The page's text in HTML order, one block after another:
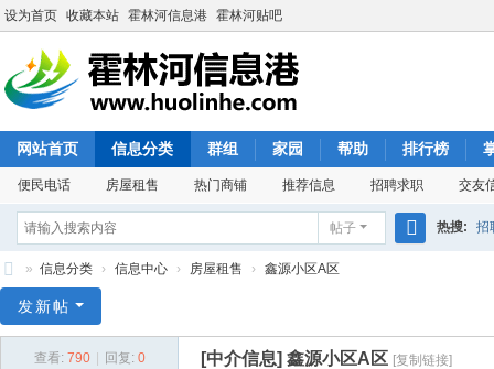
设为首页 收藏本站 霍林河信息港 霍林河贴吧
网站首页 信息分类 群组 家园 帮助 排行榜
便民电话 房屋租售 热门商铺 推荐信息 招聘求职 交友
帖子 热搜: 招
林
» 信息分类 › 信息中心 › 房屋租售 › 鑫源小区A区
发新帖
查看: 790 回复: 0 [中介信息] 鑫源小区A区 [复制链接]